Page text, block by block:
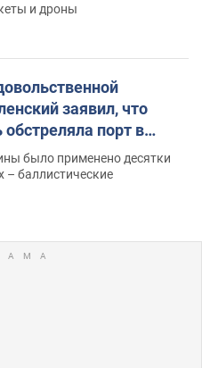
и дроны
заявил, что
порт в
было применено десятки
– баллистические